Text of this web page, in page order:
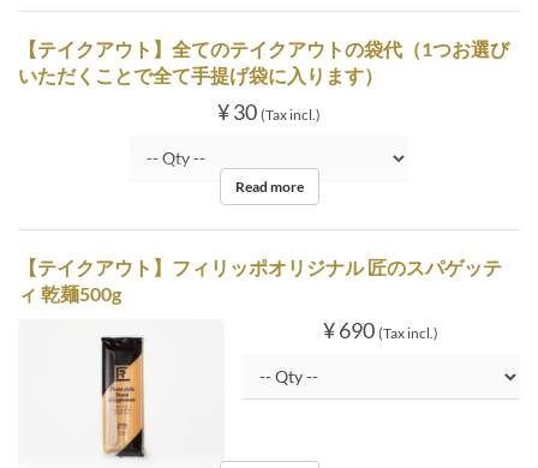
【テイクアウト】全てのテイクアウトの袋代（1つお選び
いただくことで全て手提げ袋に入ります）
¥ 30 (Tax incl.)
Read more
【テイクアウト】フィリッポオリジナル 匠のスパゲッテ
ィ 乾麺500g
¥ 690 (Tax incl.)